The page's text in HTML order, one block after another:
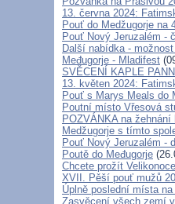
13. června 2024:
Pouť do Medžugorje na
Pouť Nový Jeruzalém -
Další nabídka -
Međugorje - Mladifest
SVĚCENÍ KAPLE
13. květen 2024:
Pouť s Marys Meals do
Poutní místo Vřesová
POZVÁNKA na
Medžugorje s tímto
Pouť Nový Jeruzalém -
Poutě do Međugorje
Chcete prožít
XVII. Pěší pouť mužů
Úplně poslední místa
Zasvěcení všech zemí